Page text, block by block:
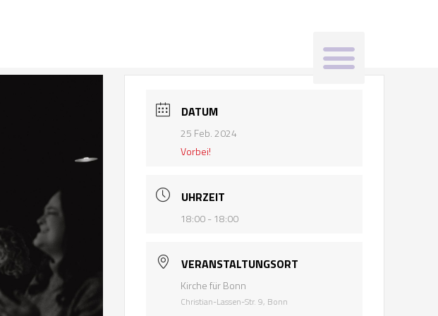
Menü
DATUM
25 Feb. 2024
Vorbei!
UHRZEIT
18:00 - 18:00
VERANSTALTUNGSORT
Kirche für Bonn
Christian-Lassen-Str. 9, Bonn